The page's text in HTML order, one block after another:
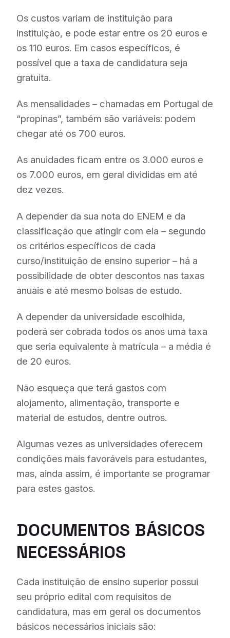
Os custos variam de instituição para
instituição, e pode estar entre os 20 euros e
os 110 euros. Em casos específicos, é
possível que a taxa de candidatura seja
gratuita.
As mensalidades – chamadas em Portugal de
“propinas”, também são variáveis: podem
chegar até os 700 euros.
As anuidades ficam entre os 3.000 euros e
os 7.000 euros, em geral divididas em até
dez vezes.
A depender da sua nota do ENEM e da
classificação que atingir com ela – segundo
os critérios específicos de cada
curso/instituição de ensino superior – há a
possibilidade de obter descontos nas taxas
anuais e até mesmo bolsas de estudo.
A depender da universidade escolhida,
poderá ser cobrada todos os anos uma taxa
que seria equivalente à matrícula – a média é
de 20 euros.
Não esqueça que terá gastos com
alojamento, alimentação, transporte e
material de estudos, dentre outros.
Algumas vezes as universidades oferecem
condições mais favoráveis para estudantes,
mas, ainda assim, é importante se programar
para estes gastos.
DOCUMENTOS BÁSICOS
NECESSÁRIOS
Cada instituição de ensino superior possui
seu próprio edital com requisitos de
candidatura, mas em geral os documentos
básicos necessários iniciais são: